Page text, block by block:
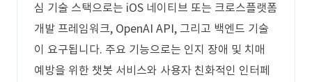
심 기술 스택으로는 iOS 네이티브 또는 크로스플랫폼
개발 프레임워크, OpenAI API, 그리고 백엔드 기술
이 요구됩니다. 주요 기능으로는 인지 장애 및 치매
예방을 위한 챗봇 서비스와 사용자 친화적인 인터페